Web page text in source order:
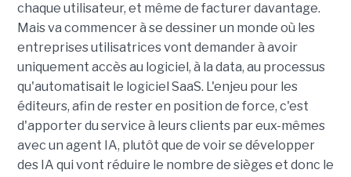
chaque utilisateur, et même de facturer davantage.
Mais va commencer à se dessiner un monde où les
entreprises utilisatrices vont demander à avoir
uniquement accès au logiciel, à la data, au processus
qu'automatisait le logiciel SaaS. L'enjeu pour les
éditeurs, afin de rester en position de force, c'est
d'apporter du service à leurs clients par eux-mêmes
avec un agent IA, plutôt que de voir se développer
des IA qui vont réduire le nombre de sièges et donc le